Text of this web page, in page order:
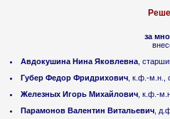
за
Авдокушина Нина Яковлевна ,
Губер Федор Фридрихович , к.ф.-
Железных Игорь Михайлович , к.ф.-
Парамонов Валентин Витальевич ,